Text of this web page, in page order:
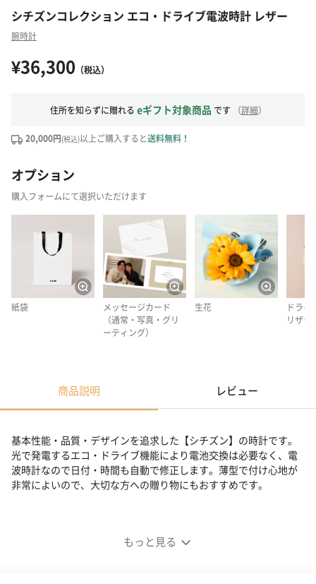
シチズンコレクション エコ・ドライブ電波時計 レザー
腕時計
¥36,300 （税込）
住所を知らずに贈れる eギフト対象商品 です （詳細）
20,000円(税込)以上ご購入すると送料無料！
オプション
購入フォームにて選択いただけます
紙袋
メッセージカード
（通常・写真・グリ
ーティング）
生花
ドライ
リザー
商品説明 レビュー
もっと見る
基本性能・品質・デザインを追求した【シチズン】の時計です。
光で発電するエコ・ドライブ機能により電池交換は必要なく、電
波時計なので日付・時間も自動で修正します。薄型で付け心地が
非常によいので、大切な方への贈り物にもおすすめです。